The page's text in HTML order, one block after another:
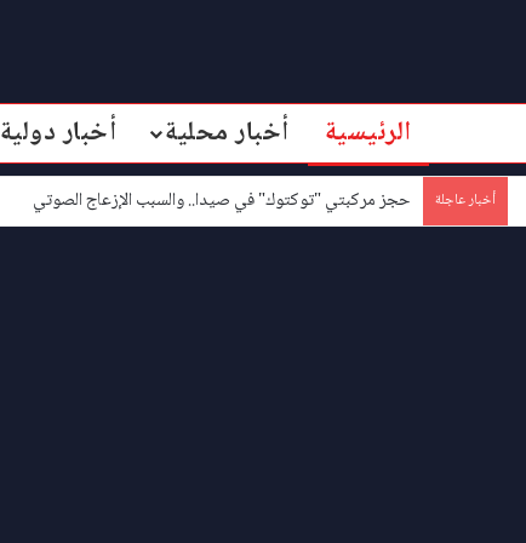
الرئيسية أخبار محلية أخبار دولية
أخبار عاجلة حجز مركبتي "توكتوك" في صيدا.. والسبب الإزعاج الصوتي